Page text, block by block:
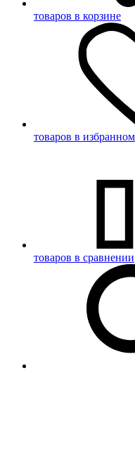
товаров в корзине
товаров в избранном
товаров в сравнении